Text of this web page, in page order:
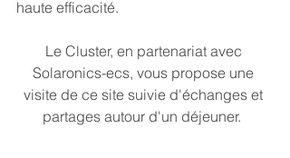
haute efficacité.
Le Cluster, en partenariat avec
Solaronics-ecs, vous propose une
visite de ce site suivie d'échanges et
partages autour d'un déjeuner.